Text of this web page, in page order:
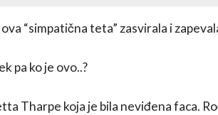
“simpatična teta” zasvirala i
pa ko je ovo..?
Tharpe koja je bila neviđena faca.